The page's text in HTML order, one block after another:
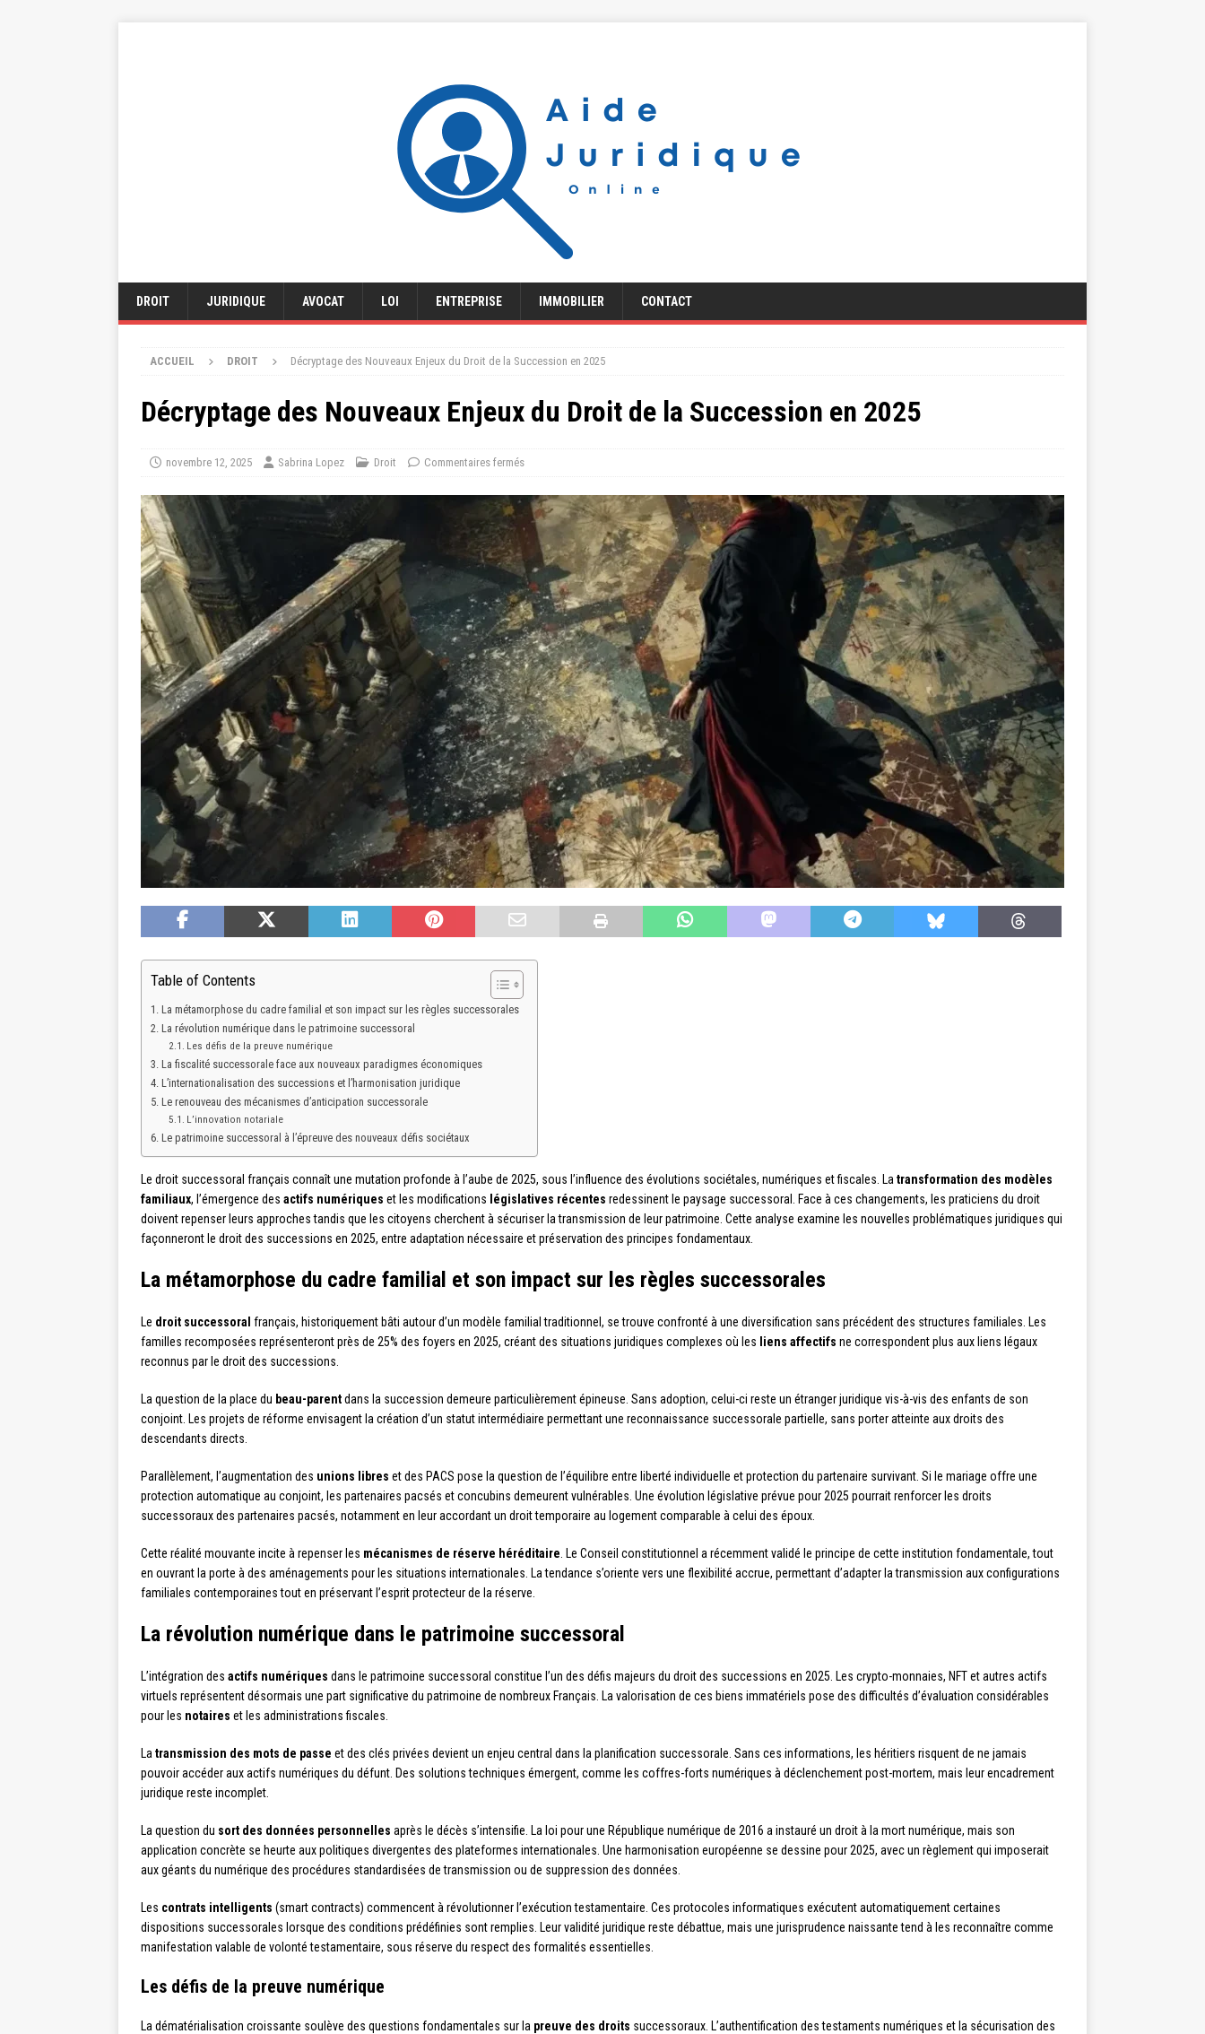
DROIT JURIDIQUE AVOCAT LOI ENTREPRISE IMMOBILIER CONTACT
ACCUEIL DROIT Décryptage des Nouveaux Enjeux du Droit de la Succession en 2025
Décryptage des Nouveaux Enjeux du Droit de la Succession en 2025
novembre 12, 2025 Sabrina Lopez Droit Commentaires fermés
Table of Contents
La métamorphose du cadre familial et son impact sur les règles successorales
La révolution numérique dans le patrimoine successoral
Les défis de la preuve numérique
La fiscalité successorale face aux nouveaux paradigmes économiques
L’internationalisation des successions et l’harmonisation juridique
Le renouveau des mécanismes d’anticipation successorale
L’innovation notariale
Le patrimoine successoral à l’épreuve des nouveaux défis sociétaux
Le droit successoral français connaît une mutation profonde à l’aube de 2025, sous l’influence des évolutions sociétales, numériques et fiscales. La transformation des modèles
familiaux, l’émergence des actifs numériques et les modifications législatives récentes redessinent le paysage successoral. Face à ces changements, les praticiens du droit
doivent repenser leurs approches tandis que les citoyens cherchent à sécuriser la transmission de leur patrimoine. Cette analyse examine les nouvelles problématiques juridiques qui
façonneront le droit des successions en 2025, entre adaptation nécessaire et préservation des principes fondamentaux.
La métamorphose du cadre familial et son impact sur les règles successorales
Le droit successoral français, historiquement bâti autour d’un modèle familial traditionnel, se trouve confronté à une diversification sans précédent des structures familiales. Les
familles recomposées représenteront près de 25% des foyers en 2025, créant des situations juridiques complexes où les liens affectifs ne correspondent plus aux liens légaux
reconnus par le droit des successions.
La question de la place du beau-parentdans la succession demeure particulièrement épineuse. Sans adoption, celui-ci reste un étranger juridique vis-à-vis des enfants de son
conjoint. Les projets de réforme envisagent la création d’un statut intermédiaire permettant une reconnaissance successorale partielle, sans porter atteinte aux droits des
descendants directs.
Parallèlement, l’augmentation des unions libres et des PACS pose la question de l’équilibre entre liberté individuelle et protection du partenaire survivant. Si le mariage offre une
protection automatique au conjoint, les partenaires pacsés et concubins demeurent vulnérables. Une évolution législative prévue pour 2025 pourrait renforcer les droits
successoraux des partenaires pacsés, notamment en leur accordant un droit temporaire au logement comparable à celui des époux.
Cette réalité mouvante incite à repenser les mécanismes de réserve héréditaire . Le Conseil constitutionnel a récemment validé le principe de cette institution fondamentale, tout
en ouvrant la porte à des aménagements pour les situations internationales. La tendance s’oriente vers une flexibilité accrue, permettant d’adapter la transmission aux configurations
familiales contemporaines tout en préservant l’esprit protecteur de la réserve.
La révolution numérique dans le patrimoine successoral
L’intégration des actifs numériques dans le patrimoine successoral constitue l’un des défis majeurs du droit des successions en 2025. Les crypto-monnaies, NFT et autres actifs
virtuels représentent désormais une part significative du patrimoine de nombreux Français. La valorisation de ces biens immatériels pose des difficultés d’évaluation considérables
pour les notaires et les administrations fiscales.
La transmission des mots de passe et des clés privées devient un enjeu central dans la planification successorale. Sans ces informations, les héritiers risquent de ne jamais
pouvoir accéder aux actifs numériques du défunt. Des solutions techniques émergent, comme les coffres-forts numériques à déclenchement post-mortem, mais leur encadrement
juridique reste incomplet.
La question du sort des données personnelles après le décès s’intensifie. La loi pour une République numérique de 2016 a instauré un droit à la mort numérique, mais son
application concrète se heurte aux politiques divergentes des plateformes internationales. Une harmonisation européenne se dessine pour 2025, avec un règlement qui imposerait
aux géants du numérique des procédures standardisées de transmission ou de suppression des données.
Les contrats intelligents (smart contracts) commencent à révolutionner l’exécution testamentaire. Ces protocoles informatiques exécutent automatiquement certaines
dispositions successorales lorsque des conditions prédéfinies sont remplies. Leur validité juridique reste débattue, mais une jurisprudence naissante tend à les reconnaître comme
manifestation valable de volonté testamentaire, sous réserve du respect des formalités essentielles.
Les défis de la preuve numérique
La dématérialisation croissante soulève des questions fondamentales sur la preuve des droits successoraux. L’authentification des testaments numériques et la sécurisation des